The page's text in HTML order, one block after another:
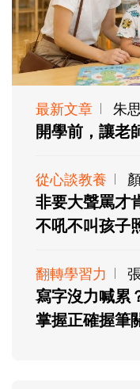
最新文章 朱
開學前，讓老
從心談教養
非要大聲罵才
不吼不叫孩子
翻轉學習力
寫字沒力喊累
掌握正確握筆